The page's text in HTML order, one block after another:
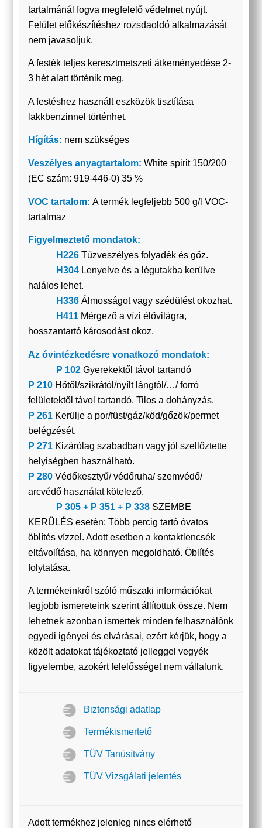
tartalmánál fogva megfelelő védelmet nyújt.
Felület előkészítéshez rozsdaoldó alkalmazását
nem javasoljuk.
A festék teljes keresztmetszeti átkeményedése 2-
3 hét alatt történik meg.
A festéshez használt eszközök tisztítása
lakkbenzinnel történhet.
Hígítás: nem szükséges
Veszélyes anyagtartalom: White spirit 150/200
(EC szám: 919-446-0) 35 %
VOC tartalom:A termék legfeljebb 500 g/l VOC-
tartalmaz
Figyelmeztető mondatok:
H226 Tűzveszélyes folyadék és gőz.
H304 Lenyelve és a légutakba kerülve
halálos lehet.
H336Álmosságot vagy szédülést okozhat.
H411 Mérgező a vízi élővilágra,
hosszantartó károsodást okoz.
Az óvintézkedésre vonatkozó mondatok:
P 102 Gyerekektől távol tartandó
P 210 Hőtől/szikrától/nyílt lángtól/…/ forró
felületektől távol tartandó. Tilos a dohányzás.
P 261 Kerülje a por/füst/gáz/köd/gőzök/permet
belégzését.
P 271 Kizárólag szabadban vagy jól szellőztette
helyiségben használható.
P 280 Védőkesztyű/ védőruha/ szemvédő/
arcvédő használat kötelező.
P 305 + P 351 + P 338 SZEMBE
KERÜLÉS esetén: Több percig tartó óvatos
öblítés vízzel. Adott esetben a kontaktlencsék
eltávolítása, ha könnyen megoldható. Öblítés
folytatása.
A termékeinkről szóló műszaki információkat
legjobb ismereteink szerint állítottuk össze. Nem
lehetnek azonban ismertek minden felhasználónk
egyedi igényei és elvárásai, ezért kérjük, hogy a
közölt adatokat tájékoztató jelleggel vegyék
figyelembe, azokért felelősséget nem vállalunk.
Biztonsági adatlap
Termékismertető
TÜV Tanúsítvány
TÜV Vizsgálati jelentés
Adott termékhez jelenleg nincs elérhető